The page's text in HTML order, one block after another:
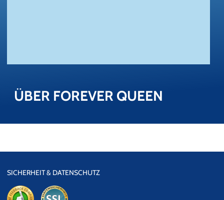
ÜBER FO­RE­VER QUEEN
SICHERHEIT & DATENSCHUTZ